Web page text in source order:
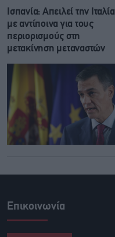
Ισπανία: Απειλεί την Ιταλία
με αντίποινα για τους
περιορισμούς στη
μετακίνηση μεταναστών
Επικοινωνία